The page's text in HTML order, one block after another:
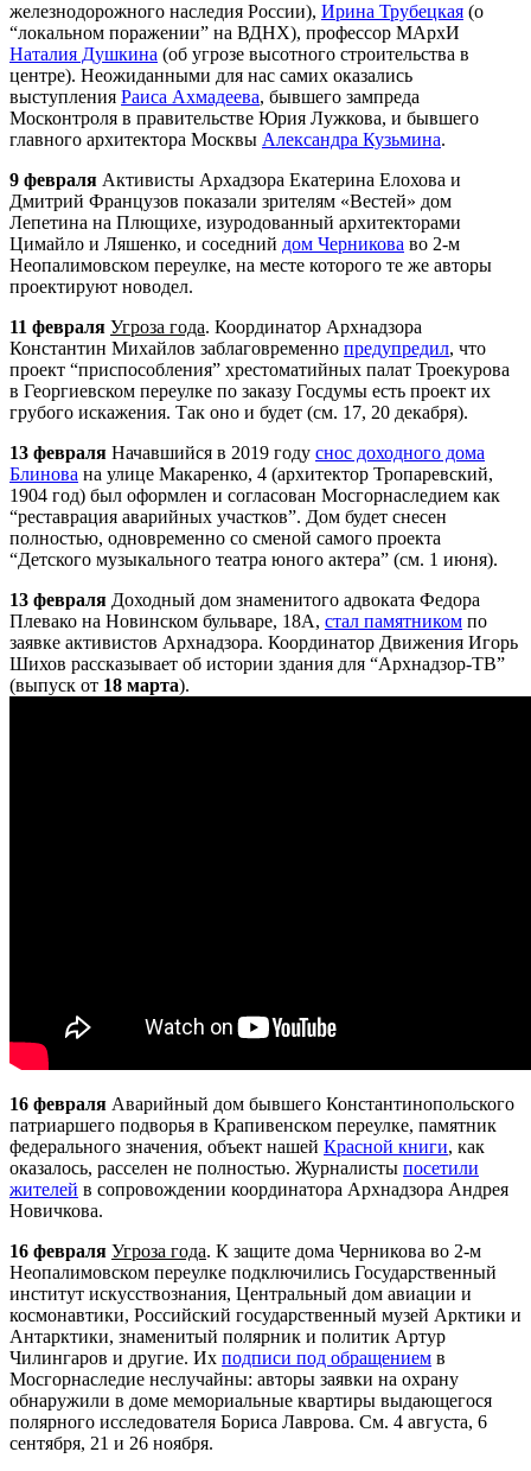
железнодорожного наследия России), Ирина Трубецкая (о
“локальном поражении” на ВДНХ), профессор МАрхИ
Наталия Душкина (об угрозе высотного строительства в
центре). Неожиданными для нас самих оказались
выступления Раиса Ахмадеева, бывшего зампреда
Москонтроля в правительстве Юрия Лужкова, и бывшего
главного архитектора Москвы Александра Кузьмина.
9 февраля Активисты Архадзора Екатерина Елохова и
Дмитрий Французов показали зрителям «Вестей» дом
Лепетина на Плющихе, изуродованный архитекторами
Цимайло и Ляшенко, и соседний дом Черникова во 2-м
Неопалимовском переулке, на месте которого те же авторы
проектируют новодел.
11 февраля Угроза года. Координатор Архнадзора
Константин Михайлов заблаговременно предупредил, что
проект “приспособления” хрестоматийных палат Троекурова
в Георгиевском переулке по заказу Госдумы есть проект их
грубого искажения. Так оно и будет (см. 17, 20 декабря).
13 февраля Начавшийся в 2019 году снос доходного дома
Блинова на улице Макаренко, 4 (архитектор Тропаревский,
1904 год) был оформлен и согласован Мосгорнаследием как
“реставрация аварийных участков”. Дом будет снесен
полностью, одновременно со сменой самого проекта
“Детского музыкального театра юного актера” (см. 1 июня).
13 февраля Доходный дом знаменитого адвоката Федора
Плевако на Новинском бульваре, 18А, стал памятником по
заявке активистов Архнадзора. Координатор Движения Игорь
Шихов рассказывает об истории здания для “Архнадзор-ТВ”
(выпуск от 18 марта).
16 февраля Аварийный дом бывшего Константинопольского
патриаршего подворья в Крапивенском переулке, памятник
федерального значения, объект нашей Красной книги, как
оказалось, расселен не полностью. Журналисты посетили
жителей в сопровождении координатора Архнадзора Андрея
Новичкова.
16 февраля Угроза года. К защите дома Черникова во 2-м
Неопалимовском переулке подключились Государственный
институт искусствознания, Центральный дом авиации и
космонавтики, Российский государственный музей Арктики и
Антарктики, знаменитый полярник и политик Артур
Чилингаров и другие. Их подписи под обращением в
Мосгорнаследие неслучайны: авторы заявки на охрану
обнаружили в доме мемориальные квартиры выдающегося
полярного исследователя Бориса Лаврова. См. 4 августа, 6
сентября, 21 и 26 ноября.